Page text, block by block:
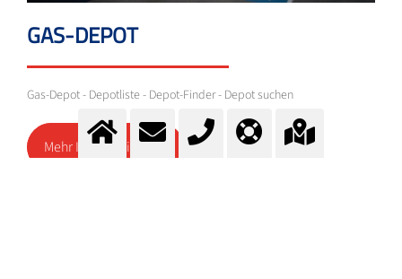
GAS-DEPOT
Gas-Depot - Depotliste - Depot-Finder - Depot suchen
Mehr Information